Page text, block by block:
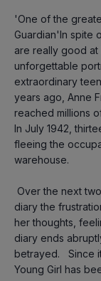
'One of the
Guardian'In spite
are really good at
unforgettable
extraordinary
years ago, Anne
reached millions
In July 1942,
fleeing the
warehouse.
diary the
her thoughts,
diary ends
betrayed.   Since
Young Girl has